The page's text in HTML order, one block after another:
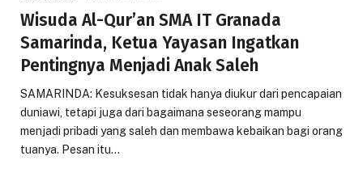
Wisuda Al-Qur’an SMA IT Granada
Samarinda, Ketua Yayasan Ingatkan
Pentingnya Menjadi Anak Saleh
SAMARINDA: Kesuksesan tidak hanya diukur dari pencapaian
duniawi, tetapi juga dari bagaimana seseorang mampu
menjadi pribadi yang saleh dan membawa kebaikan bagi orang
tuanya. Pesan itu…